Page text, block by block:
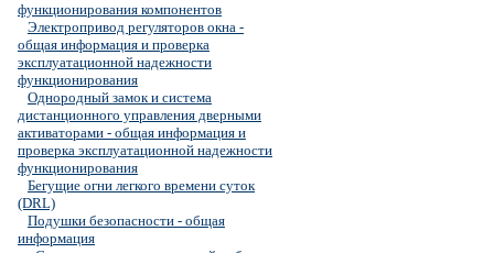
функционирования компонентов
Электропривод регуляторов окна -
общая информация и проверка
эксплуатационной надежности
функционирования
Однородный замок и система
дистанционного управления дверными
активаторами - общая информация и
проверка эксплуатационной надежности
функционирования
Бегущие огни легкого времени суток
(DRL)
Подушки безопасности - общая
информация